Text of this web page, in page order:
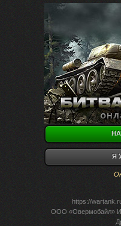
Я
https://
ООО «Овермобайл»